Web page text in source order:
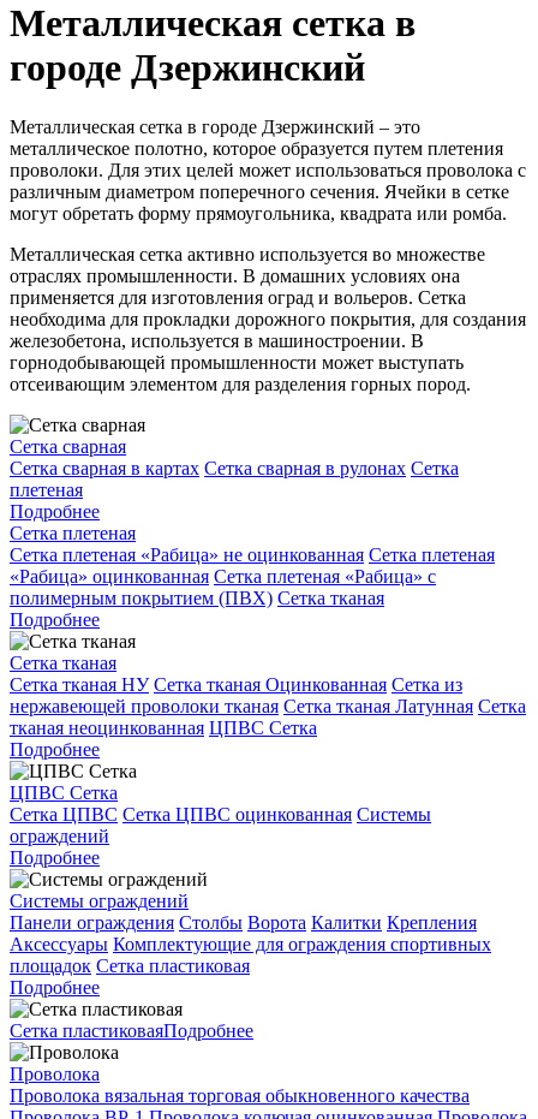
Металлическая сетка в
городе Дзержинский
Металлическая сетка в городе Дзержинский – это
металлическое полотно, которое образуется путем плетения
проволоки. Для этих целей может использоваться проволока с
различным диаметром поперечного сечения. Ячейки в сетке
могут обретать форму прямоугольника, квадрата или ромба.
Металлическая сетка активно используется во множестве
отраслях промышленности. В домашних условиях она
применяется для изготовления оград и вольеров. Сетка
необходима для прокладки дорожного покрытия, для создания
железобетона, используется в машиностроении. В
горнодобывающей промышленности может выступать
отсеивающим элементом для разделения горных пород.
Сетка сварная
Сетка сварная в картах Сетка сварная в рулонах Сетка
плетеная
Подробнее
Сетка плетеная
Сетка плетеная «Рабица» не оцинкованная Сетка плетеная
«Рабица» оцинкованная Сетка плетеная «Рабица» с
полимерным покрытием (ПВХ) Сетка тканая
Подробнее
Сетка тканая
Сетка тканая НУ Сетка тканая Оцинкованная Сетка из
нержавеющей проволоки тканая Сетка тканая Латунная Сетка
тканая неоцинкованная ЦПВС Сетка
Подробнее
ЦПВС Сетка
Сетка ЦПВС Сетка ЦПВС оцинкованная Системы
ограждений
Подробнее
Системы ограждений
Панели ограждения Столбы Ворота Калитки Крепления
Аксессуары Комплектующие для ограждения спортивных
площадок Сетка пластиковая
Подробнее
Сетка пластиковаяПодробнее
Проволока
Проволока вязальная торговая обыкновенного качества